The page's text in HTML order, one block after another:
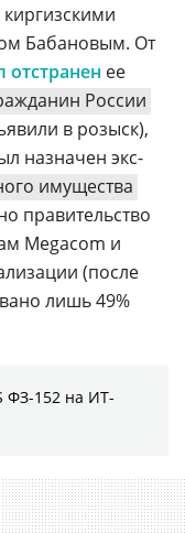
Бабановым. От
отстранен ее
России
в розыск),
назначен экс-
имущества
правительство
Megacom и
(после
лишь 49%
ФЗ-152 на ИТ-